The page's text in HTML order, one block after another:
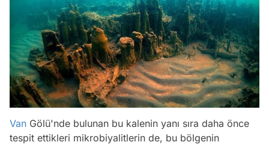
Van Gölü'nde bulunan bu kalenin yanı sıra daha önce
tespit ettikleri mikrobiyalitlerin de, bu bölgenin